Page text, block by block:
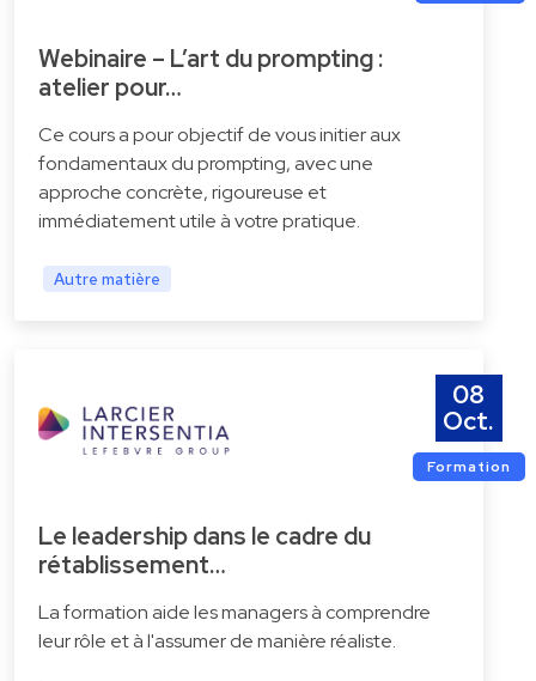
Webinaire – L’art du prompting :
atelier pour…
Ce cours a pour objectif de vous initier aux
fondamentaux du prompting, avec une
approche concrète, rigoureuse et
immédiatement utile à votre pratique.
Autre matière
08
Oct.
Formation
Le leadership dans le cadre du
rétablissement…
La formation aide les managers à comprendre
leur rôle et à l'assumer de manière réaliste.